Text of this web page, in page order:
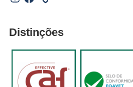
Distinções